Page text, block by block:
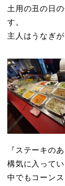
土用の丑の日
す。
主人はうなぎ
『ステーキの
構気に入ってい
中でもコーン